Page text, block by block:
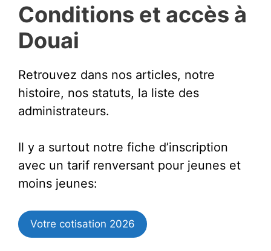
Conditions et accès à
Douai
Retrouvez dans nos articles, notre
histoire, nos statuts, la liste des
administrateurs.
Il y a surtout notre fiche d’inscription
avec un tarif renversant pour jeunes et
moins jeunes:
Votre cotisation 2026